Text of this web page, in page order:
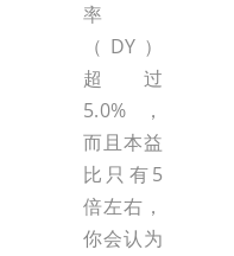
率
（DY）
超过
5.0%，
而且本益
比只有5
倍左右，
你会认为